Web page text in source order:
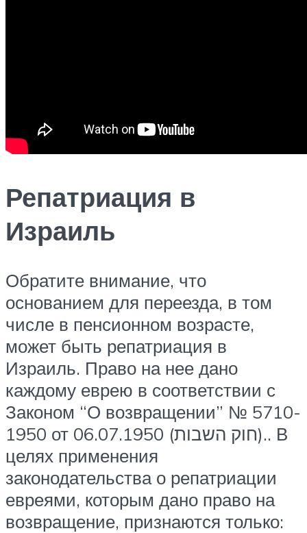
Репатриация в
Израиль
Обратите внимание, что
основанием для переезда, в том
числе в пенсионном возрасте,
может быть репатриация в
Израиль. Право на нее дано
каждому еврею в соответствии с
Законом “О возвращении” № 5710-
1950 от 06.07.1950 (חוק השבות).. В
целях применения
законодательства о репатриации
евреями, которым дано право на
возвращение, признаются только: